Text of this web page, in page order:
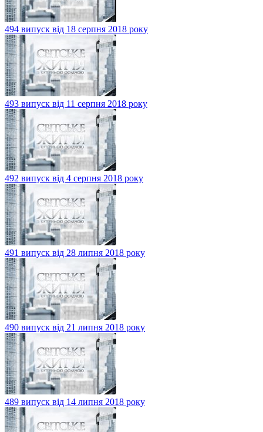
494 випуск від 18 серпня 2018 року
493 випуск від 11 серпня 2018 року
492 випуск від 4 серпня 2018 року
491 випуск від 28 липня 2018 року
490 випуск від 21 липня 2018 року
489 випуск від 14 липня 2018 року